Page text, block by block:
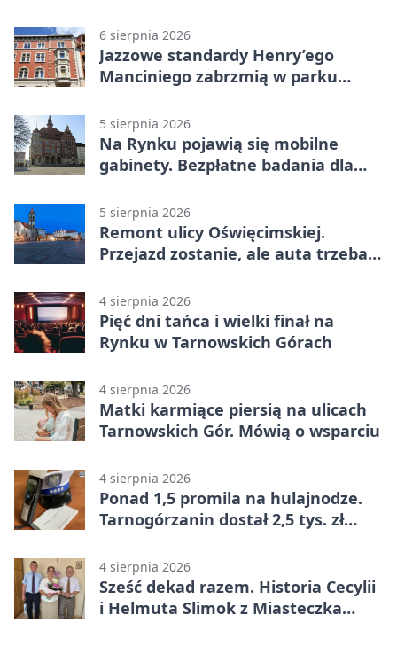
6 sierpnia 2026
Jazzowe standardy Henry’ego
Manciniego zabrzmią w parku
5 sierpnia 2026
Na Rynku pojawią się mobilne
gabinety. Bezpłatne badania dla
5 sierpnia 2026
Remont ulicy Oświęcimskiej.
Przejazd zostanie, ale auta trzeba
4 sierpnia 2026
Pięć dni tańca i wielki finał na
Rynku w Tarnowskich Górach
4 sierpnia 2026
Matki karmiące piersią na ulicach
Tarnowskich Gór. Mówią o wsparciu
4 sierpnia 2026
Ponad 1,5 promila na hulajnodze.
Tarnogórzanin dostał 2,5 tys. zł
4 sierpnia 2026
Sześć dekad razem. Historia Cecylii
i Helmuta Slimok z Miasteczka